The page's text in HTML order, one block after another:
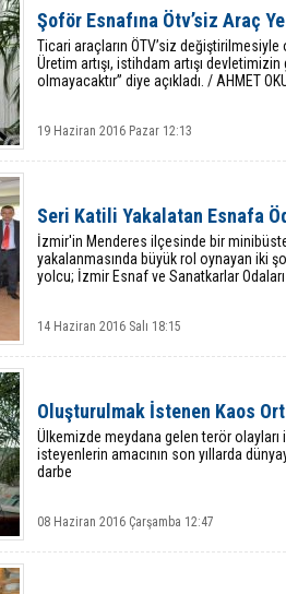
Şoför Esnafına Ötv’siz Araç
Ticari araçların ÖTV’siz
Üretim artışı, istihdam artışı
olmayacaktır” diye açıkladı. / AHMET
19 Haziran 2016 Pazar 12:13
Seri Katili Yakalatan Esnafa
İzmir'in Menderes ilçesinde bir
yakalanmasında büyük rol oynayan iki
yolcu; İzmir Esnaf ve Sanatkarlar
14 Haziran 2016 Salı 18:15
Oluşturulmak İstenen Kaos
Ülkemizde meydana gelen terör
isteyenlerin amacının son yıllarda
darbe
08 Haziran 2016 Çarşamba 12:47